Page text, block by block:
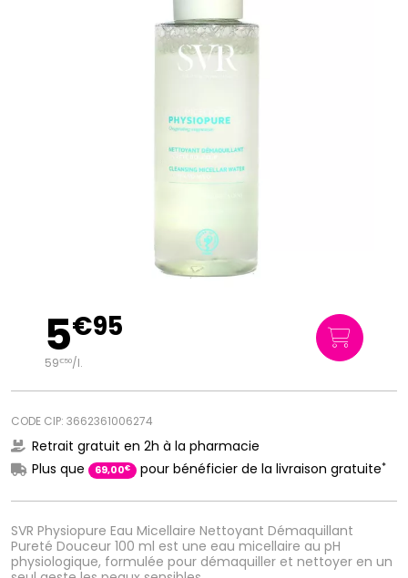
SVR Physiopure Eau Micellaire Nettoyant Démaquillant
Pureté Douceur 100 ml est une eau micellaire au pH
physiologique, formulée pour démaquiller et nettoyer en un
5€95
59€50/l.
CODE CIP: 3662361006274
Retrait gratuit en 2h à la pharmacie
Plus que
69,00€ pour bénéficier de la livraison gratuite*